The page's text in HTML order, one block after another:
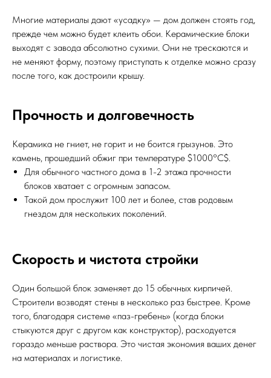
Многие материалы дают «усадку» — дом должен стоять год,
прежде чем можно будет клеить обои. Керамические блоки
выходят с завода абсолютно сухими. Они не трескаются и
не меняют форму, поэтому приступать к отделке можно сразу
после того, как достроили крышу.
Прочность и долговечность
Керамика не гниет, не горит и не боится грызунов. Это
камень, прошедший обжиг при температуре $1000°C$.
Для обычного частного дома в 1-2 этажа прочности
блоков хватает с огромным запасом.
Такой дом прослужит 100 лет и более, став родовым
гнездом для нескольких поколений.
Скорость и чистота стройки
Один большой блок заменяет до 15 обычных кирпичей.
Строители возводят стены в несколько раз быстрее. Кроме
того, благодаря системе «паз-гребень» (когда блоки
стыкуются друг с другом как конструктор), расходуется
гораздо меньше раствора. Это чистая экономия ваших денег
на материалах и логистике.